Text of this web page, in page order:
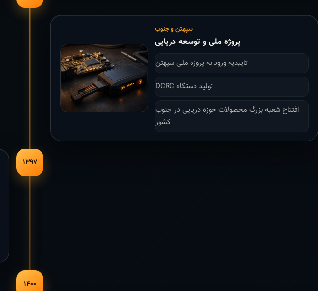
سپهتن و جنوب
پروژه ملی و توسعه دریایی
تاییدیه ورود به پروژه ملی سپهتن
تولید دستگاه DCRC
افتتاح شعبه بزرگ محصولات حوزه دریایی در جنوب
کشور
۱۳۹۷
۱۴۰۰